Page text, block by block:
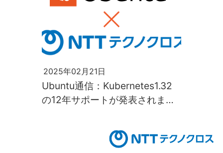
2025年02月21日
Ubuntu通信：Kubernetes1.32
の12年サポートが発表されまし